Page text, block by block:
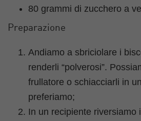
80 grammi di zucchero a
Preparazione
Andiamo a sbriciolare i
renderli “polverosi”.
frullatore o schiacciarli in
preferiamo;
In un recipiente riversiamo